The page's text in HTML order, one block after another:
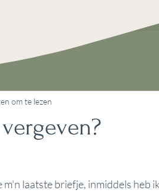
om te lezen
laatste briefje, inmiddels heb